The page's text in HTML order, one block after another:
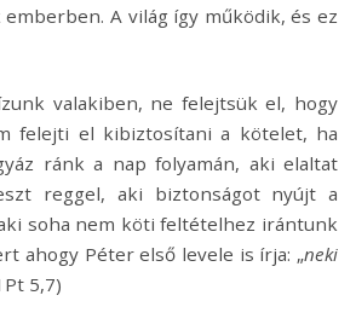
A világ így működik, és ez
valakiben, ne felejtsük el, hogy
felejti el kibiztosítani a kötelet, ha
ránk a nap folyamán, aki elaltat
reggel, aki biztonságot nyújt a
soha nem köti feltételhez irántunk
ahogy Péter első levele is írja: „neki
5,7)